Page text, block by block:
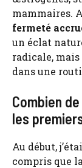
mammaires.
fermeté
un éclat
radicale,
dans une
Combien
les
Au début,
compris que